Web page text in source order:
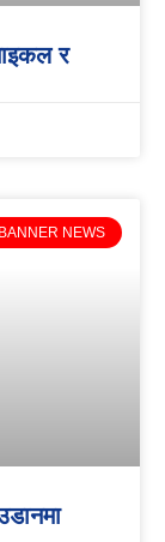
र
BANNER NEWS